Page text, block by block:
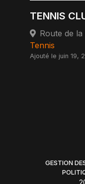
TENNIS
Route de
Tennis
Ajouté le juin 19,
GESTION